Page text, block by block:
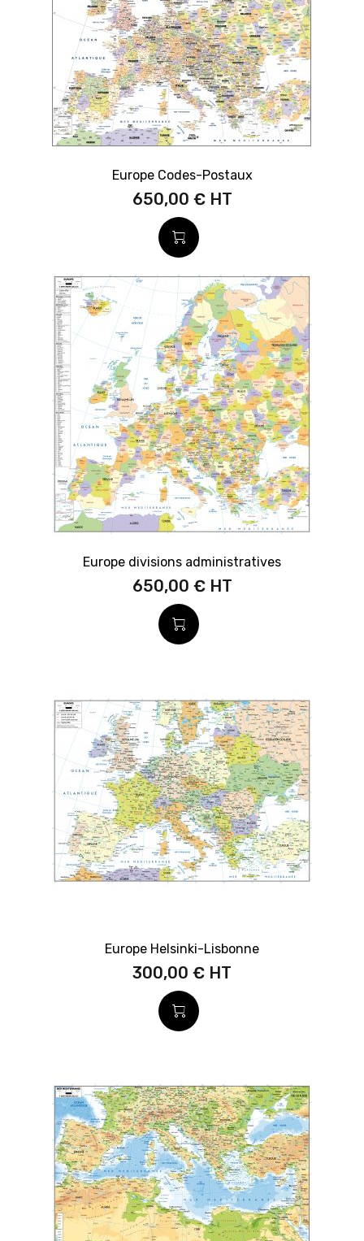
Europe Codes-Postaux
650,00 €
Europe divisions administratives
650,00 €
Europe Helsinki-Lisbonne
300,00 €